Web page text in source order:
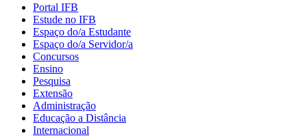
Portal IFB
Estude no IFB
Espaço do/a Estudante
Espaço do/a Servidor/a
Concursos
Ensino
Pesquisa
Extensão
Administração
Educação a Distância
Internacional